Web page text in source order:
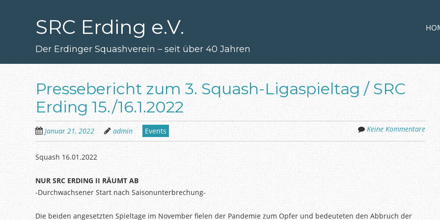
SRC Erding e.V.
Der Erdinger Squashverein – seit über 40 Jahren
MENÜ
Zum
Pressebericht zum 3. Squash-Ligaspieltag / SRC
Erding 15./16.1.2022
Januar 21, 2022 admin Events Keine Kommentare
Squash 16.01.2022
NUR SRC ERDING II RÄUMT AB
-Durchwachsener Start nach Saisonunterbrechung-
Die beiden angesetzten Spieltage im November fielen der Pandemie zum Opfer und bedeuteten den Abbruch der